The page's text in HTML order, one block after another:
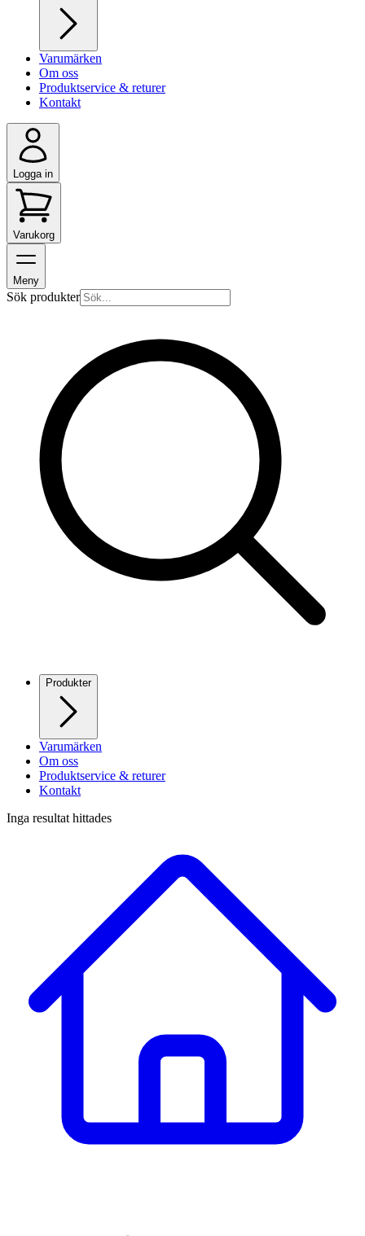
Varumärken
Om oss
Produktservice & returer
Kontakt
Logga in
Varukorg
Meny
Sök produkter
Produkter
Varumärken
Om oss
Produktservice & returer
Kontakt
Inga resultat hittades